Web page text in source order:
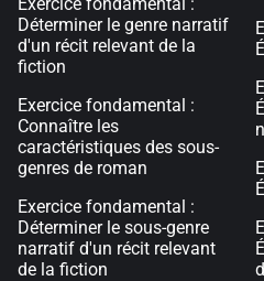
Déterminer le genre narratif
d'un récit relevant de la
fiction
Exercice fondamental :
Connaître les
caractéristiques des sous-
genres de roman
Exercice fondamental :
Déterminer le sous-genre
narratif d'un récit relevant
de la fiction